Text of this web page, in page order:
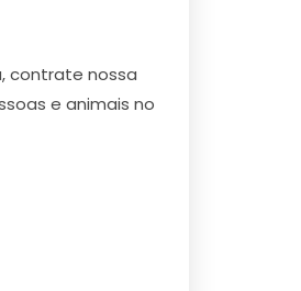
contrate nossa
e animais no